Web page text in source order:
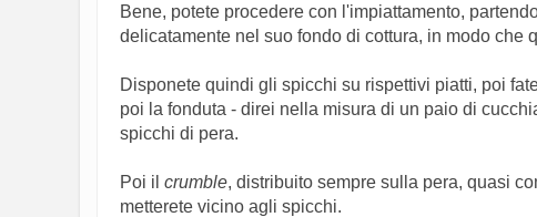
Bene, potete procedere con l'impiattamento,
delicatamente nel suo fondo di cottura, in modo che
Disponete quindi gli spicchi su rispettivi piatti, poi
poi la fonduta - direi nella misura di un paio di
spicchi di pera.
Poi il crumble, distribuito sempre sulla pera, quasi
metterete vicino agli spicchi.